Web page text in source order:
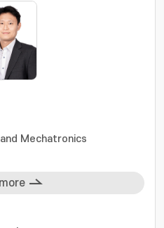
Mechatronics